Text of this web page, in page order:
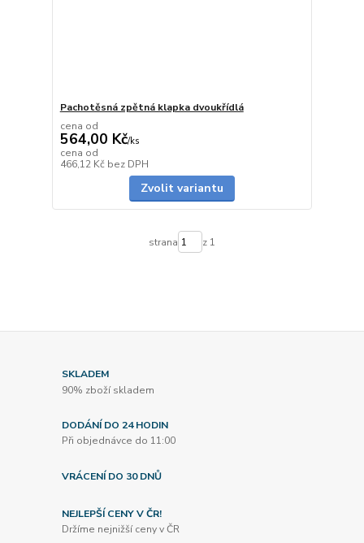
Pachotěsná zpětná klapka dvoukřídlá
cena od
564,00 Kč/ks
cena od
466,12 Kč bez DPH
Zvolit variantu
strana z 1
SKLADEM
90% zboží skladem
DODÁNÍ DO 24 HODIN
Při objednávce do 11:00
VRÁCENÍ DO 30 DNŮ
NEJLEPŠÍ CENY V ČR!
Držíme nejnižší ceny v ČR